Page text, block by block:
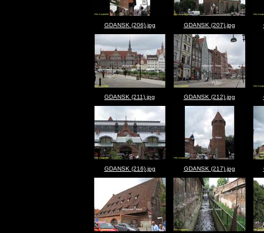
GDANSK (206).jpg GDANSK (207).jpg
GDANSK (211).jpg GDANSK (212).jpg
GDANSK (216).jpg GDANSK (217).jpg